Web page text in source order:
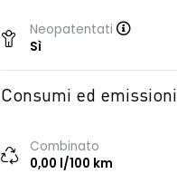
Neopatentati
Sì
Consumi ed emissioni
Combinato
0,00 l/100 km